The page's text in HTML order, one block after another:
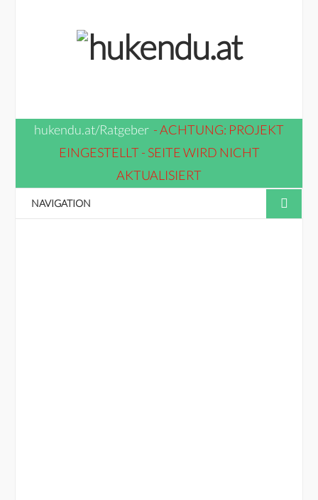
hukendu.at/Ratgeber - ACHTUNG: PROJEKT
EINGESTELLT - SEITE WIRD NICHT
AKTUALISIERT
NAVIGATION